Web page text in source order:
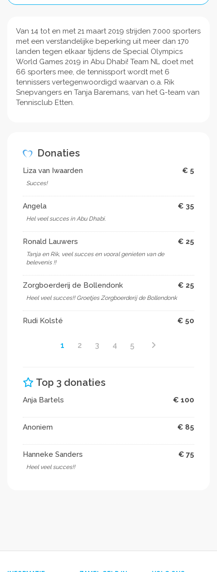
Van 14 tot en met 21 maart 2019 strijden 7.000 sporters
met een verstandelijke beperking uit meer dan 170
landen tegen elkaar tijdens de Special Olympics
World Games 2019 in Abu Dhabi! Team NL doet met
66 sporters mee, de tennissport wordt met 6
tennissers vertegenwoordigd waarvan o.a. Rik
Snepvangers en Tanja Baremans, van het G-team van
Tennisclub Etten.
Donaties
Liza van Iwaarden € 5
Succes!
Angela € 35
Hel veel succes in Abu Dhabi.
Ronald Lauwers € 25
Tanja en Rik, veel succes en vooral genieten van de
belevenis !!
Zorgboerderij de Bollendonk € 25
Heel veel succes!! Groetjes Zorgboerderij de Bollendonk
Rudi Kolsté € 50
1 2 3 4 5
Top 3 donaties
Anja Bartels € 100
Anoniem € 85
Hanneke Sanders € 75
Heel veel succes!!